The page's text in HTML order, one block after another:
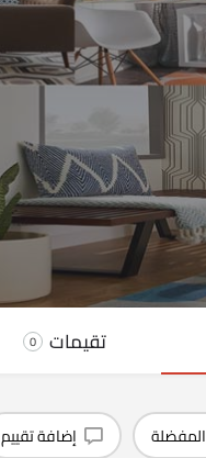
تقيمات 0
المفضلة إضافة تقييم